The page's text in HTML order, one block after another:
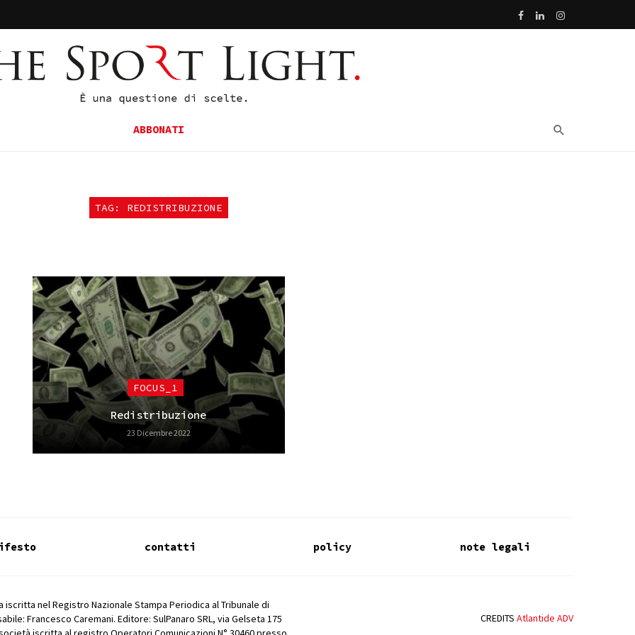
ABBONATI
TAG: REDISTRIBUZIONE
FOCUS_1
Redistribuzione
23 Dicembre 2022
contatti policy note legali
nel Registro Nazionale Stampa Periodica al Tribunale di
Francesco Caremani. Editore: SulPanaro SRL, via Gelseta 175
CREDITS Atlantide ADV